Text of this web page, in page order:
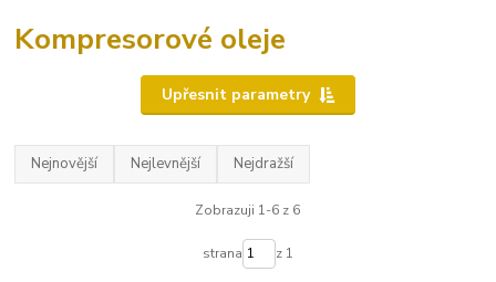
Kompresorové oleje
Upřesnit parametry
Nejnovější Nejlevnější Nejdražší
Zobrazuji 1-6 z 6
strana z 1